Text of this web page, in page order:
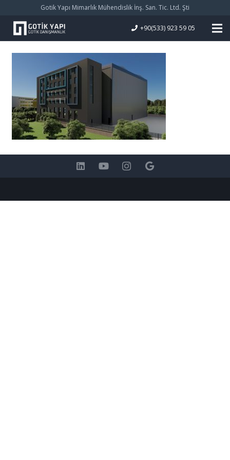
Gotik Yapı Mimarlık Mühendislik İnş. San. Tic. Ltd. Şti
+90(533) 923 59 05